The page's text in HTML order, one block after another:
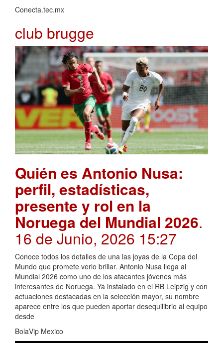
Conecta.tec.mx
club brugge
Quién es Antonio Nusa:
perfil, estadísticas,
presente y rol en la
Noruega del Mundial 2026.
16 de Junio, 2026 15:27
Conoce todos los detalles de una las joyas de la Copa del
Mundo que promete verlo brillar. Antonio Nusa llega al
Mundial 2026 como uno de los atacantes jóvenes más
interesantes de Noruega. Ya instalado en el RB Leipzig y con
actuaciones destacadas en la selección mayor, su nombre
aparece entre los que pueden aportar desequilibrio al equipo
desde
BolaVip Mexico